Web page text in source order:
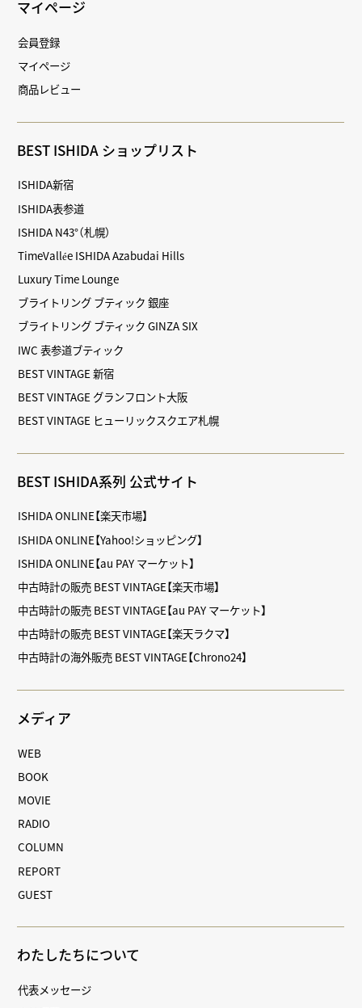
マイページ
会員登録
マイページ
商品レビュー
BEST ISHIDA ショップリスト
ISHIDA新宿
ISHIDA表参道
ISHIDA N43°（札幌）
TimeVallée ISHIDA Azabudai Hills
Luxury Time Lounge
ブライトリング ブティック 銀座
ブライトリング ブティック GINZA SIX
IWC 表参道ブティック
BEST VINTAGE 新宿
BEST VINTAGE グランフロント大阪
BEST VINTAGE ヒューリックスクエア札幌
BEST ISHIDA系列 公式サイト
ISHIDA ONLINE【楽天市場】
ISHIDA ONLINE【Yahoo!ショッピング】
ISHIDA ONLINE【au PAY マーケット】
中古時計の販売 BEST VINTAGE【楽天市場】
中古時計の販売 BEST VINTAGE【au PAY マーケット】
中古時計の販売 BEST VINTAGE【楽天ラクマ】
中古時計の海外販売 BEST VINTAGE【Chrono24】
メディア
WEB
BOOK
MOVIE
RADIO
COLUMN
REPORT
GUEST
わたしたちについて
代表メッセージ